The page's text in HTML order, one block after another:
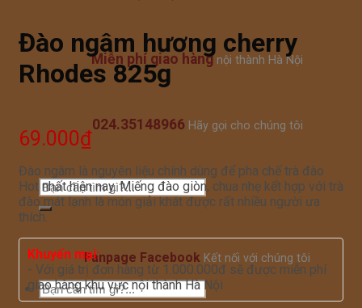
Miễn phí giao hàng nội thành Hà Nội
024.35148966 Hãy gọi cho chúng tôi
Fanpage Facebook Kết nối với chúng tôi
Đào ngâm hương cherry
Rhodes 825g
69.000₫
Đào ngâm là nguyên liệu chính dùng để pha chế trà đào
Hot nhất hiện nay. Miếng đào giòn, chua nhẹ kết hợp với trà
đào mát lạnh là món giải khát được rất nhiều người ưa
thích.
Khuyến mại:
- Với giá trị đơn hàng từ 1.000.000đ sẽ được miễn phí
giao hàng khu vực nội thành Hà Nội